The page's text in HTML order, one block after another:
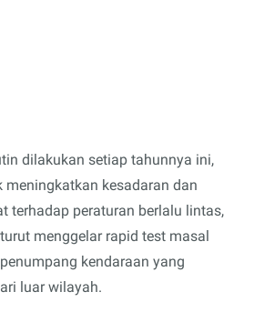
dilakukan setiap tahunnya ini,
meningkatkan kesadaran dan
terhadap peraturan berlalu lintas,
menggelar rapid test masal
kendaraan yang
luar wilayah.